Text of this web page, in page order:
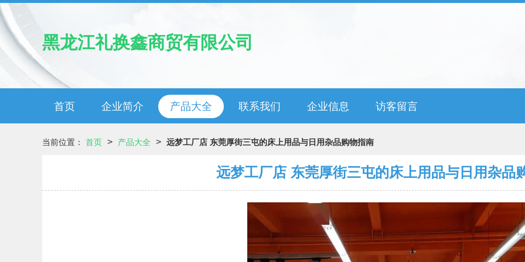
黑龙江礼换鑫商贸有限公司
首页 企业简介 产品大全 联系我们 企业信息 访客留言
当前位置： 首页 > 产品大全 > 远梦工厂店 东莞厚街三屯的床上用品与日用杂品购物指南
远梦工厂店 东莞厚街三屯的床上用品与日用杂品